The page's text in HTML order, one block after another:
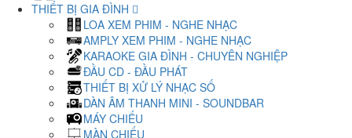
THIẾT BỊ GIA ĐÌNH
LOA XEM PHIM - NGHE NHẠC
AMPLY XEM PHIM - NGHE NHẠC
KARAOKE GIA ĐÌNH - CHUYÊN NGHIỆP
ĐẦU CD - ĐẦU PHÁT
THIẾT BỊ XỬ LÝ NHẠC SỐ
DÀN ÂM THANH MINI - SOUNDBAR
MÁY CHIẾU
MÀN CHIẾU